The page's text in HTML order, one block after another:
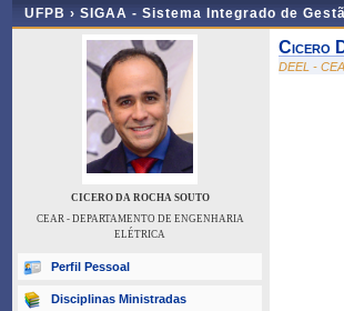
UFPB › SIGAA - Sistema Integrado de
CICERO DA ROCHA SOUTO
CEAR - DEPARTAMENTO DE ENGENHARIA
ELÉTRICA
Perfil Pessoal
Disciplinas Ministradas
Cicero
DEEL -